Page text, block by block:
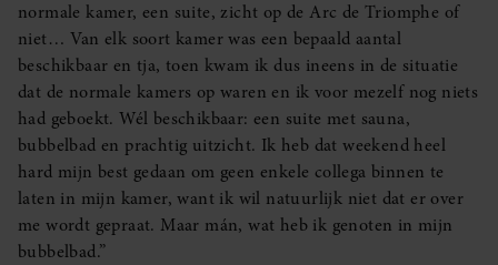
normale kamer, een suite, zicht op de Arc de Triomphe of
niet… Van elk soort kamer was een bepaald aantal
beschikbaar en tja, toen kwam ik dus ineens in de situatie
dat de normale kamers op waren en ik voor mezelf nog niets
had geboekt. Wél beschikbaar: een suite met sauna,
bubbelbad en prachtig uitzicht. Ik heb dat weekend heel
hard mijn best gedaan om geen enkele collega binnen te
laten in mijn kamer, want ik wil natuurlijk niet dat er over
me wordt gepraat. Maar mán, wat heb ik genoten in mijn
bubbelbad.”